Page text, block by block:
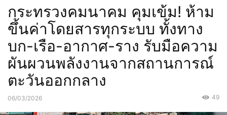
กระทรวงคมนาคม คุมเข้ม! ห้าม
ขึ้นค่าโดยสารทุกระบบ ทั้งทาง
บก-เรือ-อากาศ-ราง รับมือความ
ผันผวนพลังงานจากสถานการณ์
ตะวันออกกลาง
06/03/2026 49